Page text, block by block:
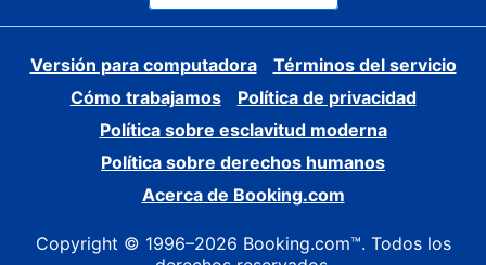
Versión para computadora
Términos del servicio
Cómo trabajamos
Política de privacidad
Política sobre esclavitud moderna
Política sobre derechos humanos
Acerca de Booking.com
Copyright © 1996–2026 Booking.com™. Todos los